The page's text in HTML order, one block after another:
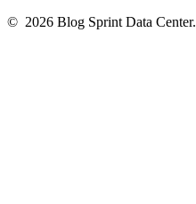
© 2026 Blog Sprint Data Center.